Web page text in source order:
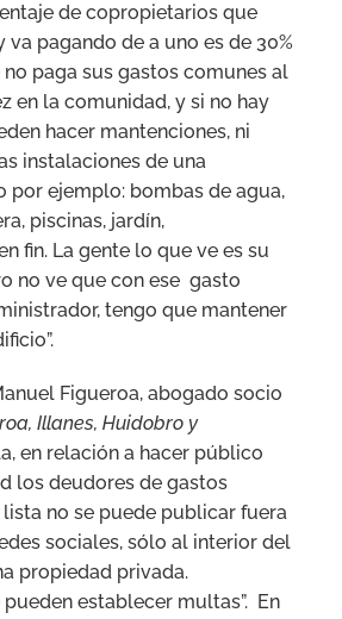
de copropietarios que
va pagando de a uno es de 30%
no paga sus gastos comunes al
en la comunidad, y si no hay
hacer mantenciones, ni
instalaciones de una
por ejemplo: bombas de agua,
piscinas, jardín,
fin. La gente lo que ve es su
no ve que con ese gasto
tengo que mantener
Figueroa, abogado socio
Illanes, Huidobro y
en relación a hacer público
los deudores de gastos
lista no se puede publicar fuera
sociales, sólo al interior del
propiedad privada.
establecer multas”. En